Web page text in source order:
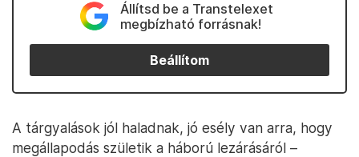
Állítsd be a Transtelexet
megbízható forrásnak!
Beállítom
A tárgyalások jól haladnak, jó esély van arra, hogy
megállapodás születik a háború lezárásáról –